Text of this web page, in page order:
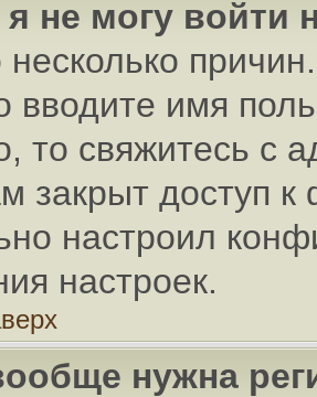
не могу войти
вводите имя
то свяжитесь с
закрыт доступ
настроил
настроек.
нужна